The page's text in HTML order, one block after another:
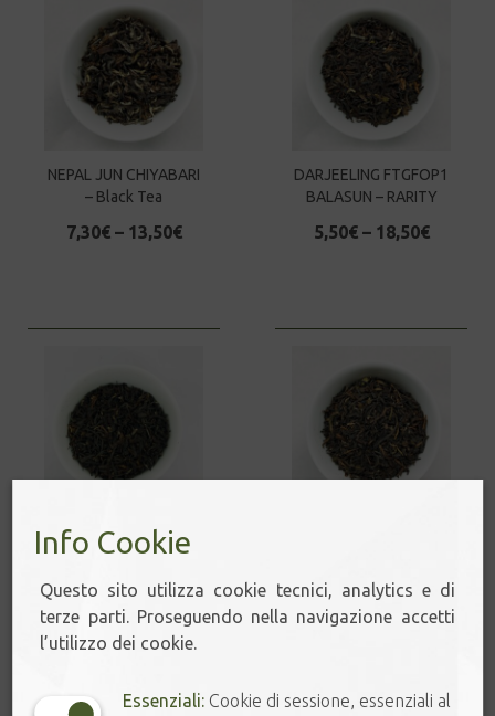
NEPAL JUN CHIYABARI
– Black Tea
7,30€– 13,50€
DARJEELING FTGFOP1
BALASUN – RARITY
5,50€– 18,50€
GOLDEN NEPAL
4,00 –
Info Cookie
Questo sito utilizza cookie tecnici, analytics e di
terze parti. Proseguendo nella navigazione accetti
l’utilizzo dei cookie.
Essenziali: Cookie di sessione, essenziali al